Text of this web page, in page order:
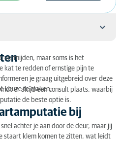
bij katten
achterpootamputatie bij
bij katten
vermijden, maar soms is het
kat te redden of ernstige pijn te
je graag uitgebreid over deze
keuze te maken.
er altijd een consult plaats, waarbij
de beste optie is.
bij
achter je aan door de deur, maar jij
staart klem komen te zitten, wat leidt